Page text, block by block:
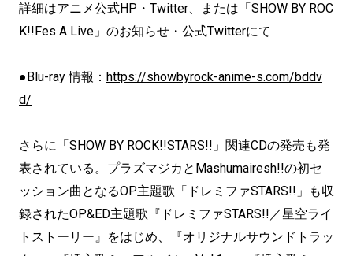
詳細はアニメ公式HP・Twitter、または「SHOW BY ROC
K!!Fes A Live」のお知らせ・公式Twitterにて
●Blu-ray 情報： https://showbyrock-anime-s.com/bddv
d/
さらに「SHOW BY ROCK!!STARS!!」関連CDの発売も発
表されている。プラズマジカとMashumairesh!!の初セ
ッション曲となるOP主題歌「ドレミファSTARS!!」も収
録されたOP&ED主題歌『ドレミファSTARS!!／星空ライ
トストーリー』をはじめ、『オリジナルサウンドトラッ